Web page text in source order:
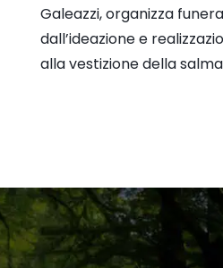
Galeazzi, organizza
dall’ideazione e
alla vestizione della